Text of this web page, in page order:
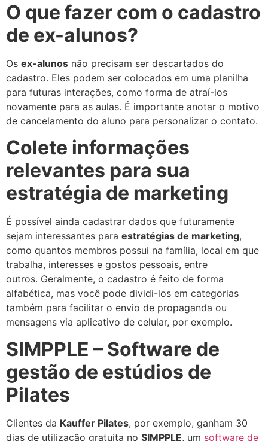
O que fazer com o cadastro
de ex-alunos?
Os ex-alunos não precisam ser descartados do
cadastro. Eles podem ser colocados em uma planilha
para futuras interações, como forma de atraí-los
novamente para as aulas. É importante anotar o motivo
de cancelamento do aluno para personalizar o contato.
Colete informações
relevantes para sua
estratégia de marketing
É possível ainda cadastrar dados que futuramente
sejam interessantes para estratégias de marketing,
como quantos membros possui na família, local em que
trabalha, interesses e gostos pessoais, entre
outros. Geralmente, o cadastro é feito de forma
alfabética, mas você pode dividi-los em categorias
também para facilitar o envio de propaganda ou
mensagens via aplicativo de celular, por exemplo.
SIMPPLE – Software de
gestão de estúdios de
Pilates
Clientes da Kauffer Pilates, por exemplo, ganham 30
dias de utilização gratuita no SIMPPLE, um software de